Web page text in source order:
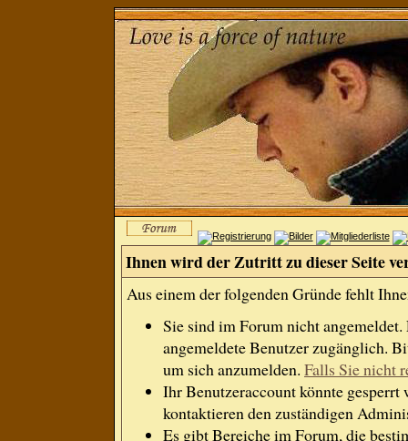
Ihnen wird der Zutritt zu dieser Seite
Aus einem der folgenden Gründe fehlt
Sie sind im Forum nicht
angemeldete Benutzer zugänglich.
um sich anzumelden. Falls Sie nicht
Ihr Benutzeraccount könnte gesperrt
kontaktieren den zuständigen
Es gibt Bereiche im Forum, die